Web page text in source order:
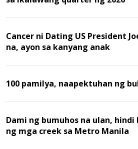
Cancer ni Dating US President
na, ayon sa kanyang anak
100 pamilya, naapektuhan ng
Dami ng bumuhos na ulan,
ng mga creek sa Metro Manila